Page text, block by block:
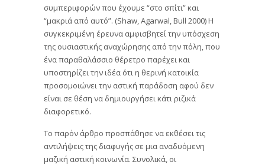
συμπεριφορών που έχουμε “στο σπίτι” και
“μακριά από αυτό”. (Shaw, Agarwal, Bull 2000) Η
συγκεκριμένη έρευνα αμφισβητεί την υπόσχεση
της ουσιαστικής αναχώρησης από την πόλη, που
ένα παραθαλάσσιο θέρετρο παρέχει και
υποστηρίζει την ιδέα ότι η θερινή κατοικία
προσομοιώνει την αστική παράδοση αφού δεν
είναι σε θέση να δημιουργήσει κάτι ριζικά
διαφορετικό.
Το παρόν άρθρο προσπάθησε να εκθέσει τις
αντιλήψεις της διαφυγής σε μια αναδυόμενη
μαζική αστική κοινωνία. Συνολικά, οι